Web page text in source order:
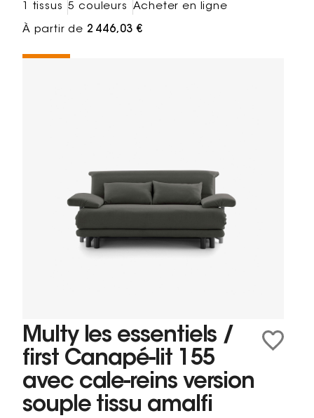
1 tissus 5 couleurs Acheter en ligne
À partir de 2 446,03 €
Multy les essentiels /
first Canapé-lit 155
avec cale-reins version
souple tissu amalfi